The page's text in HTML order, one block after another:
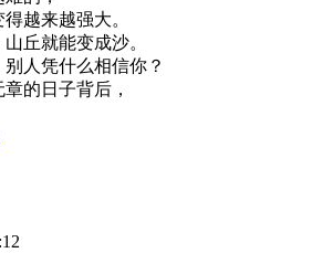
越来越强大。
丘就能变成沙。
人凭什么相信你？
的日子背后，